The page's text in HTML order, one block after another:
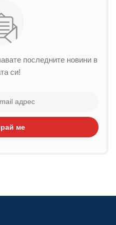
последните новини в
си!
ме